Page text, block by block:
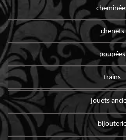
chenets
poupées
trains
jouets